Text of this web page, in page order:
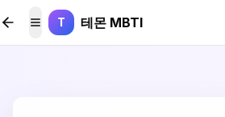
본문 바로가기
메뉴 토글
T 테몬 MBTI